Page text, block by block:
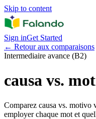
Skip to content
Sign inGet Started
← Retour aux comparaisons
Intermediaire avance (B2)
causa vs.
Comparez causa vs. motivo
employer chaque mot et